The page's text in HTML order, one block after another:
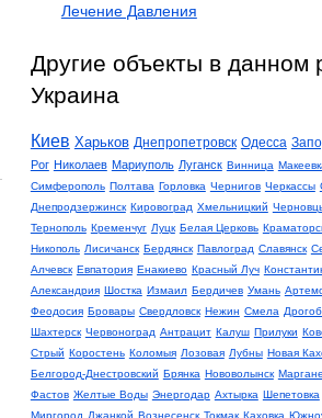
Лечение Давления
Другие объекты в данном
Украина
Киев Харьков Днепропетровск Одесса
Рог Николаев Мариуполь Луганск Винница
Симферополь Полтава Горловка Чернигов Черкассы
Днепродзержинск Кировоград Хмельницкий
Тернополь Кременчуг Луцк Белая Церковь
Никополь Лисичанск Бердянск Павлоград Славянск
Алчевск Евпатория Енакиево Красный Луч
Александрия Шостка Измаил Бердичев Умань
Феодосия Бровары Свердловск Нежин Смела
Шахтерск Червоноград Антрацит Калуш Прилуки
Стрый Коростень Коломыя Лозовая Лубны Новая
Белгород-Днестровский Брянка Нововолынск
Фастов Желтые Воды Энергодар Ахтырка Шепетовка
Миргород Джанкой Вознесенск Токмак Каховка